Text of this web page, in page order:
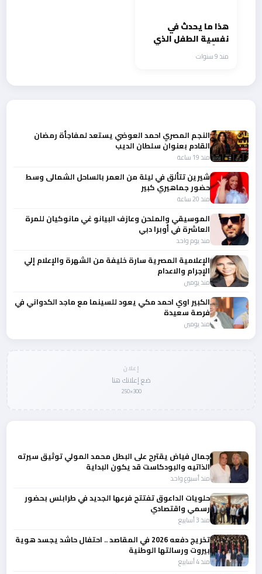
هذا ما يحدث في
نفسية الطفل الذي
يتلقَّى الهدايا
باستمرار
منذ 9 سنوات
النجم المصري احمد العوضي يستعد لمفاجأة رمضان
القادم بعنوان سلطان الديب
منذ 19 ساعة
شيرين تتألق في ليلة من العمر بالساحل الشمالى وسط
حضور جماهيري كبير
منذ 20 ساعة
الموسيقي والملحن وعازف البيانو غي مانوكيان للمرة
العاشرة في أوبرا دبي
منذ يوم واحد
الإعلامية المصرية سارة خليفة من الشهرة والإعلام إلي
الإجرام والاعدام
منذ يومين
الكبير اوي احمد مكي يعود للسينما مع ماجد الكدواني في
فرصة سعيدة
منذ يومين
إعلان
ضع إعلانك هنا
300×250
جمال فياض يقترح على البطل محمد المولي توثيق سيرته
الذاتيه والبودكاست قد يكون البداية
منذ أسبوع واحد
حلويات الداعوق تفتتح فرعها الجديد في طرابلس بحضور
رسمي واقتصادي
منذ 3 أسابيع
تخريج دفعه 2026 في المقاصد .. احتفال حاشد يجسد هوية
بيروت ورسالتها الوطنية
منذ 4 أسابيع